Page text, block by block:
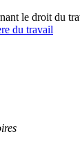
le droit du
du travail